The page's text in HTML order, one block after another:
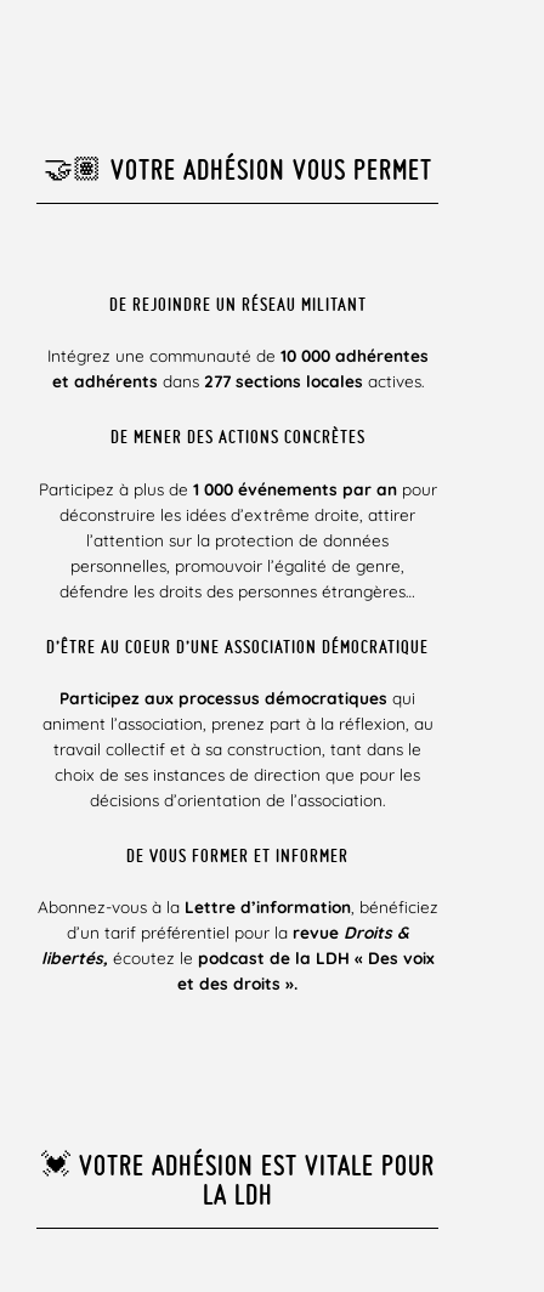
🤝🏽 VOTRE ADHÉSION VOUS PERMET
DE REJOINDRE UN RÉSEAU MILITANT
Intégrez une communauté de 10 000 adhérentes
et adhérents dans 277 sections locales actives.
DE MENER DES ACTIONS CONCRÈTES
Participez à plus de 1 000 événements par anpour
déconstruire les idées d’extrême droite, attirer
l’attention sur la protection de données
personnelles, promouvoir l’égalité de genre,
défendre les droits des personnes étrangères…
D’ÊTRE AU COEUR D’UNE ASSOCIATION DÉMOCRATIQUE
Participez aux processus démocratiques qui
animent l’association, prenez part à la réflexion, au
travail collectif et à sa construction, tant dans le
choix de ses instances de direction que pour les
décisions d’orientation de l’association.
DE VOUS FORMER ET INFORMER
Abonnez-vous à la Lettre d’information, bénéficiez
d’un tarif préférentiel pour la revue Droits &
libertés, écoutez le podcast de la LDH « Des voix
et des droits ».
💓 VOTRE ADHÉSION EST VITALE POUR
LA LDH